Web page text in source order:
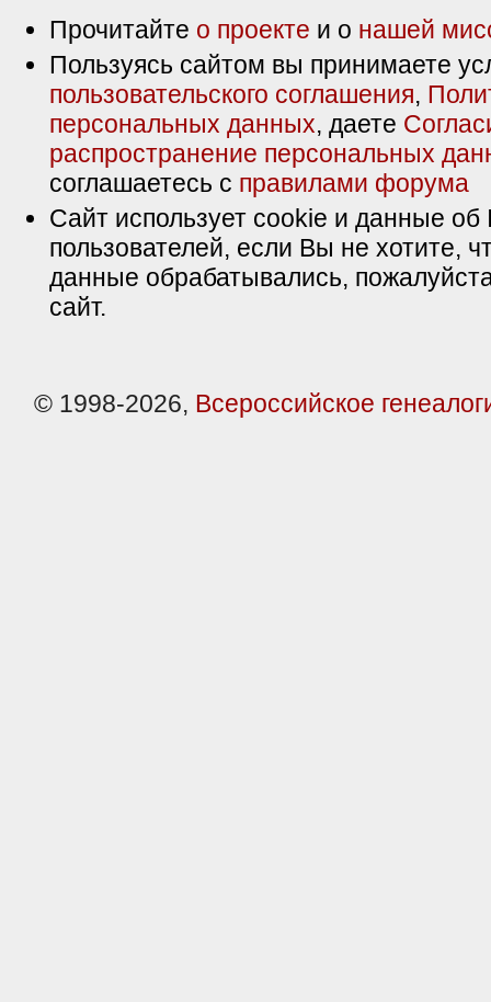
Прочитайте о проекте и о нашей
Пользуясь сайтом вы принимаете
пользовательского соглашения,
персональных данных, даете
распространение персональных
соглашаетесь с правилами форума
Сайт использует cookie и данные об
пользователей, если Вы не хотите,
данные обрабатывались,
сайт.
© 1998-2026, Всероссийское